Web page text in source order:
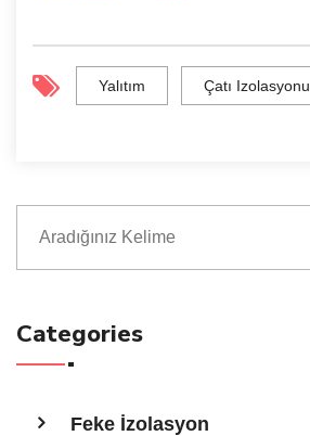
Yalıtım Çatı Izolasyonu
Categories
Feke İzolasyon